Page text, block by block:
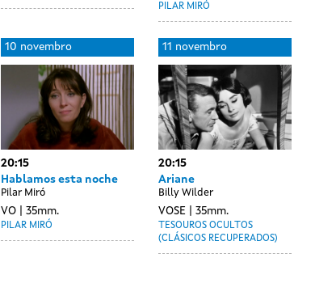
PILAR MIRÓ
10 novembro
20:15
Hablamos esta noche
Pilar Miró
VO 35mm.
PILAR MIRÓ
11 novembro
20:15
Ariane
Billy Wilder
VOSE 35mm.
TESOUROS OCULTOS
(CLÁSICOS RECUPERADOS)